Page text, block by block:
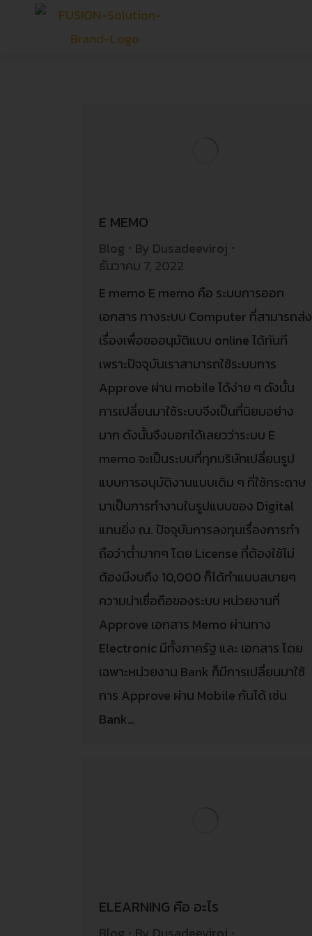
E MEMO
Blog By Dusadeeviroj
ธันวาคม 7, 2022
E memo E memo คือ ระบบการออก
เอกสาร ทางระบบ Computer ที่สามารถส่ง
เรื่องเพื่อขออนุมัติแบบ online ได้ทันที
เพราะปัจจุบันเราสามารถใช้ระบบการ
Approve ผ่าน mobile ได้ง่าย ๆ ดังนั้น
การเปลี่ยนมาใช้ระบบจึงเป็นที่นิยมอย่าง
มาก ดังนั้นจึงบอกได้เลยวว่าระบบ E
memo จะเป็นระบบที่ทุกบริษัทเปลี่ยนรูป
แบบการอนุมัติงานแบบเดิม ๆ ที่ใช้กระดาษ
มาเป็นการทำงานในรูปแบบของ Digital
แทนยิ่ง ณ. ปัจจุบันการลงทุนเรื่องการทำ
ถือว่าต่ำมากๆ โดย License ที่ต้องใช้ไม่
ต้องมีงบถึง 10,000 ก็ได้ทำแบบสบายๆ
ความน่าเชื่อถือของระบบ หน่วยงานที่
Approve เอกสาร Memo ผ่านทาง
Electronic มีทั้งภาครัฐ และ เอกสาร โดย
เฉพาะหน่วยงาน Bank ก็มีการเปลี่ยนมาใช้
การ Approve ผ่าน Mobile กันได้ เช่น
Bank…
ELEARNING คือ อะไร